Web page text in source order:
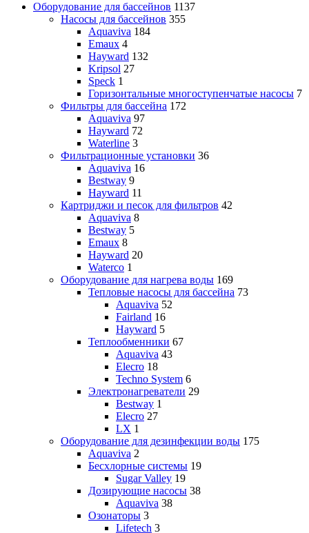
Оборудование для бассейнов 1137
Насосы для бассейнов 355
Aquaviva 184
Emaux 4
Hayward 132
Kripsol 27
Speck 1
Горизонтальные многоступенчатые насосы 7
Фильтры для бассейна 172
Aquaviva 97
Hayward 72
Waterline 3
Фильтрационные установки 36
Aquaviva 16
Bestway 9
Hayward 11
Картриджи и песок для фильтров 42
Aquaviva 8
Bestway 5
Emaux 8
Hayward 20
Waterco 1
Оборудование для нагрева воды 169
Тепловые насосы для бассейна 73
Aquaviva 52
Fairland 16
Hayward 5
Теплообменники 67
Aquaviva 43
Elecro 18
Techno System 6
Электронагреватели 29
Bestway 1
Elecro 27
LX 1
Оборудование для дезинфекции воды 175
Aquaviva 2
Бесхлорные системы 19
Sugar Valley 19
Дозирующие насосы 38
Aquaviva 38
Озонаторы 3
Lifetech 3